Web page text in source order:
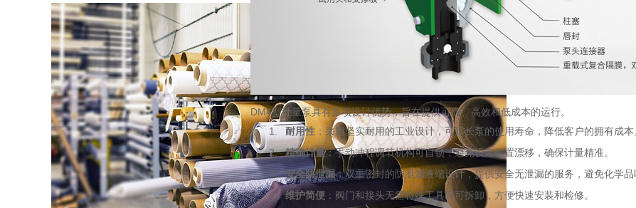
DM4型计量泵具有多项设计优势，旨在提供可靠、高效和低成本的运行。
耐用性 ：采用坚实耐用的工业设计，可延长泵的使用寿命，降低客户的拥有成本
精确计量：手动冲程调节机构可自锁，避免设定位置漂移，确保计量精准。
安全防泄漏：双重密封的防泄漏液端设计，提供安全无泄漏的服务，避免化学品
维护简便 ：阀门和接头无需特殊工具即可拆卸，方便快速安装和检修。